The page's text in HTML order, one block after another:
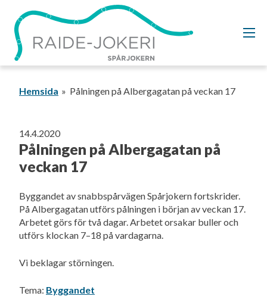
vidare
innehållet
Hemsida Pålningen på Albergagatan på veckan 17
14.4.2020
Pålningen på Albergagatan på
veckan 17
Byggandet av snabbspårvägen Spårjokern fortskrider.
På Albergagatan utförs pålningen i början av veckan 17.
Arbetet görs för två dagar. Arbetet orsakar buller och
utförs klockan 7–18 på vardagarna.
Vi beklagar störningen.
Tema: Byggandet